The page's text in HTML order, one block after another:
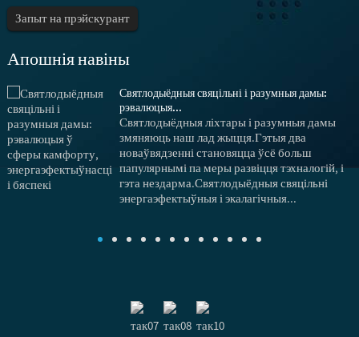
Запыт на прэйскурант
Апошнія навіны
Святлодыёдныя свяцільні і разумныя дамы:
рэвалюцыя...
Святлодыёдныя ліхтары і разумныя дамы
змяняюць наш лад жыцця.Гэтыя два
новаўвядзенні становяцца ўсё больш
папулярнымі па меры развіцця тэхналогій, і
гэта нездарма.Святлодыёдныя свяцільні
энергаэфектыўныя і экалагічныя...